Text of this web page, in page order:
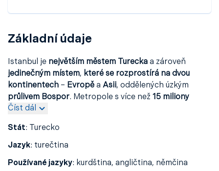
Základní údaje
Istanbul je největším městem Turecka a zároveň
jedinečným místem, které se rozprostírá na dvou
kontinentech – Evropě a Asii, oddělených úzkým
průlivem Bospor. Metropole s více než 15 miliony
obyvatelje skutečnou křižovatkou
Byzantské a Osmanské říše
Ať už vás lákajíhistorické mešity
tradiční bazary, nebomoderní obchodní čtvrti, v
Číst dál
Stát: Turecko
Jazyk: turečtina
Používané jazyky: kurdština, angličtina, němčina